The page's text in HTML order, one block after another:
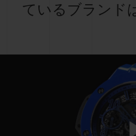
ているブランド